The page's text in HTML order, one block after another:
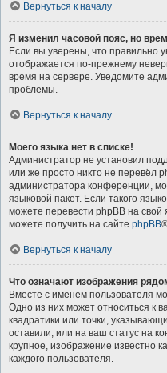
Вернуться к началу
Я изменил часовой пояс, но
Если вы уверены, что правильно
отображается по-прежнему
время на сервере. Уведомите
проблемы.
Вернуться к началу
Моего языка нет в списке!
Администратор не установил
или же просто никто не перевёл
администратора конференции,
языковой пакет. Если такого
можете перевести phpBB на
можете получить на сайте phpBB
Вернуться к началу
Что означают изображения
Вместе с именем пользователя
Одно из них может относиться к
квадратики или точки,
оставили, или на ваш статус на
крупное, изображение известно
каждого пользователя.